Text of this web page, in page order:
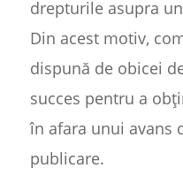
drepturile asupra
Din acest motiv,
dispună de obicei
succes pentru a
în afara unui avans
publicare.